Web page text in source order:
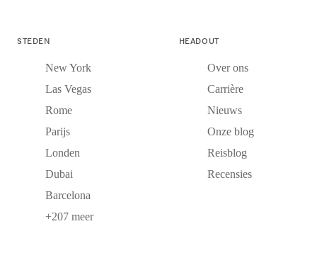
STEDEN
New York
Las Vegas
Rome
Parijs
Londen
Dubai
Barcelona
+207 meer
HEADOUT
Over ons
Carrière
Nieuws
Onze blog
Reisblog
Recensies